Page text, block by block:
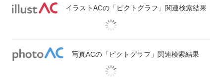
イラストACの「ピクトグラフ」関連検索結果
写真ACの「ピクトグラフ」関連検索結果